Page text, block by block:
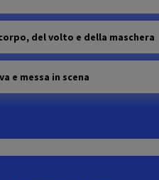
del volto e della maschera
e messa in scena